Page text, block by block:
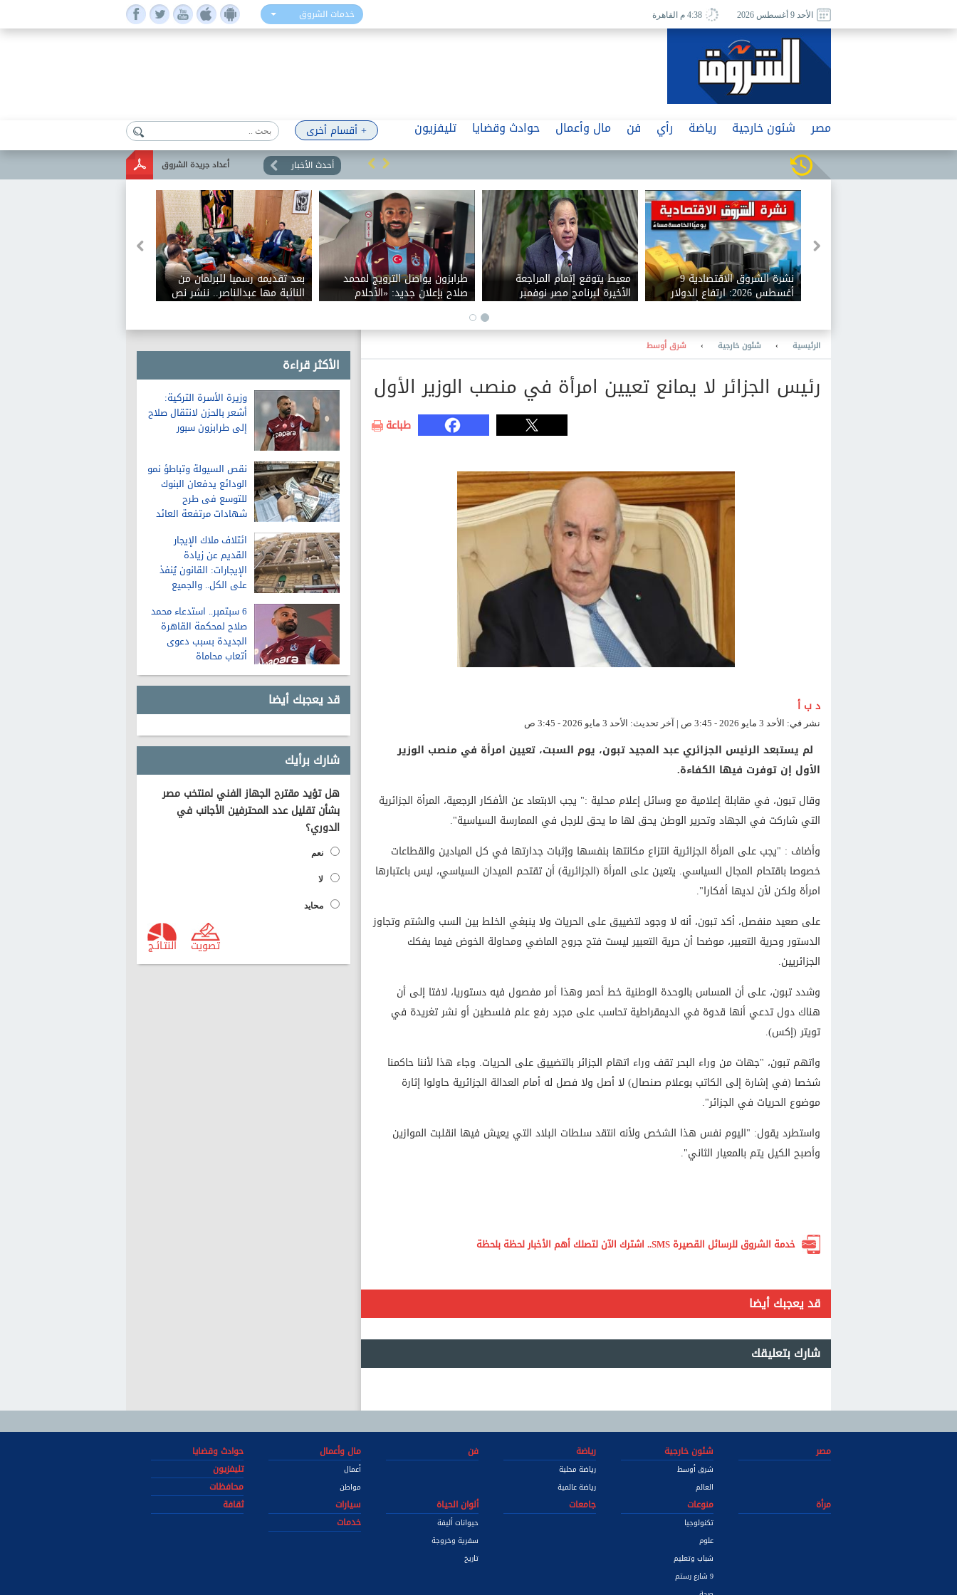
خدمات الشروق الأحد 9 أغسطس 2026 4:38 م القاهرة
+ أقسام أخرى مصر شئون خارجية رياضة رأي فن مال وأعمال حوادث وقضايا تليفزيون
أعداد جريدة الشروق أحدث الأخبار
نشرة الشروق الاقتصادية 9
أغسطس 2026: ارتفاع الدولار
بنهاية اليوم وانخفاض أسعار
معيط يتوقع إتمام المراجعة
الأخيرة لبرنامج مصر نوفمبر
المقبل
طرابزون يواصل الترويج لمحمد
صلاح بإعلان جديد: «الأحلام
تتحقق»
بعد تقديمه رسميا للبرلمان من
النائبة مها عبدالناصر.. ننشر نص
مشروع نقابة الصحفيين لقانون
الأكثر قراءة
وزيرة الأسرة التركية:
أشعر بالحزن لانتقال صلاح
إلى طرابزون سبور
نقص السيولة وتباطؤ نمو
الودائع يدفعان البنوك
للتوسع فى طرح
شهادات مرتفعة العائد
ائتلاف ملاك الإيجار
القديم عن زيادة
الإيجارات: القانون يُنفذ
على الكل.. والجميع
6 سبتمبر.. استدعاء محمد
صلاح لمحكمة القاهرة
الجديدة بسبب دعوى
أتعاب محاماة
قد يعجبك أيضا
شارك برأيك
هل تؤيد مقترح الجهاز الفني لمنتخب مصر
بشأن تقليل عدد المحترفين الأجانب في
الدوري؟
نعم
لا
محايد
النتـائـج تصويت
الرئيسية › شئون خارجية › شرق أوسط
رئيس الجزائر لا يمانع تعيين امرأة في منصب الوزير الأول
طباعة
د ب أ
نشر في: الأحد 3 مايو 2026 - 3:45 ص | آخر تحديث: الأحد 3 مايو 2026 - 3:45 ص
لم يستبعد الرئيس الجزائري عبد المجيد تبون، يوم السبت، تعيين امرأة في منصب الوزير
الأول إن توفرت فيها الكفاءة.
وقال تبون، في مقابلة إعلامية مع وسائل إعلام محلية :" يجب الابتعاد عن الأفكار الرجعية، المرأة الجزائرية
التي شاركت في الجهاد وتحرير الوطن يحق لها ما يحق للرجل في الممارسة السياسية".
وأضاف : "يجب على المرأة الجزائرية انتزاع مكانتها بنفسها وإثبات جدارتها في كل الميادين والقطاعات
خصوصا باقتحام المجال السياسي. يتعين على المرأة (الجزائرية) أن تقتحم الميدان السياسي، ليس باعتبارها
امرأة ولكن لأن لديها أفكارا".
على صعيد منفصل، أكد تبون، أنه لا وجود لتضييق على الحريات ولا ينبغي الخلط بين السب والشتم وتجاوز
الدستور وحرية التعبير، موضحا أن حرية التعبير ليست فتح جروح الماضي ومحاولة الخوض فيما يفكك
الجزائريين.
وشدد تبون، على أن المساس بالوحدة الوطنية خط أحمر وهذا أمر مفصول فيه دستوريا، لافتا إلى أن
هناك دول تدعي أنها قدوة في الديمقراطية تحاسب على مجرد رفع علم فلسطين أو نشر تغريدة في
تويتر (إكس).
واتهم تبون، "جهات من وراء البحر تقف وراء اتهام الجزائر بالتضييق على الحريات. وجاء هذا لأننا حاكمنا
شخصا (في إشارة إلى الكاتب بوعلام صنصال) لا أصل ولا فصل له أمام العدالة الجزائرية حاولوا إثارة
موضوع الحريات في الجزائر".
واستطرد يقول: "اليوم نفس هذا الشخص ولأنه انتقد سلطات البلاد التي يعيش فيها انقلبت الموازين
وأصبح الكيل يتم بالمعيار الثاني".
خدمة الشروق للرسائل القصيرة SMS.. اشترك الآن لتصلك أهم الأخبار لحظة بلحظة
قد يعجبك أيضا
شارك بتعليقك
مصر شئون خارجية
شرق أوسط
العالم
رياضة
رياضة محلية
رياضة عالمية
فن مال وأعمال
أعمال
مواطن
حوادث وقضايا
تليفزيون
محافظات
مرأة
منوعات
تكنولوجيا
علوم
شباب وتعليم
9 شارع رستم
جامعات ألوان الحياة
حيوانات أليفة
سفرية وخروجة
تاريخ
سيارات
ثقافة
خدمات